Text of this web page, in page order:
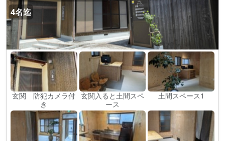
4名迄
玄関 防犯カメラ付
き
玄関入ると土間スペ
ース
土間スペース1